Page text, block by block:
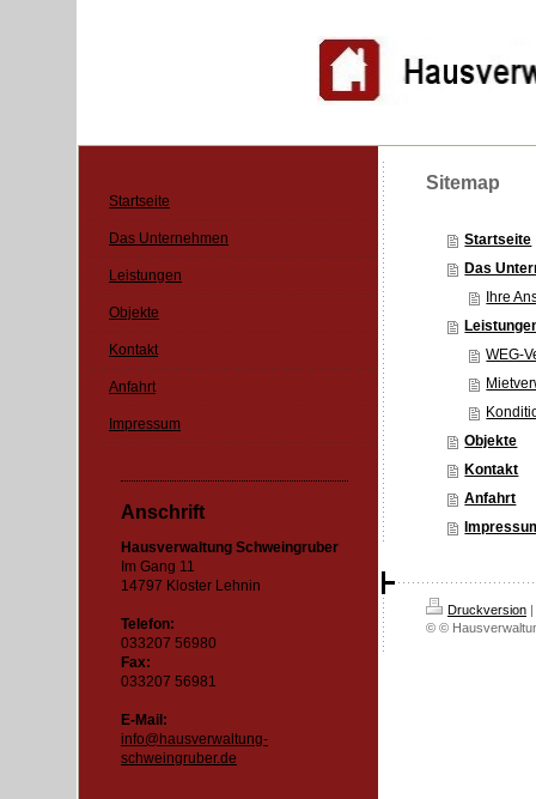
Startseite
Das Unternehmen
Leistungen
Objekte
Kontakt
Anfahrt
Impressum
Anschrift
Hausverwaltung Schweingruber
Im Gang 11
14797 Kloster Lehnin
Telefon:
033207 56980
Fax:
033207 56981
E-Mail:
info@hausverwaltung-
schweingruber.de
Sitemap
Startseite
Das
Ihre
WEG-
Objekte
Kontakt
Anfahrt
Druckversion |
© ©